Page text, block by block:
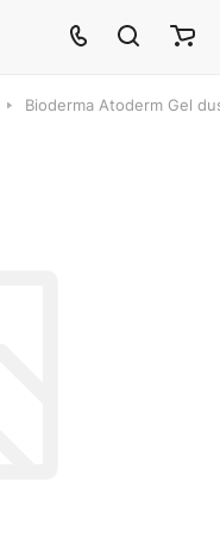
Bioderma Atoderm Gel